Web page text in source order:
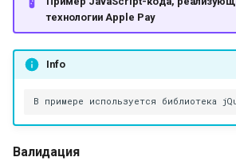
технологии Apple Pay
Info
Валидация